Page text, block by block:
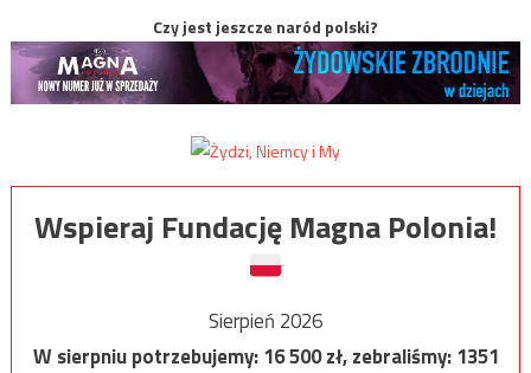
Czy jest jeszcze naród polski?
Wspieraj Fundację Magna Polonia!
Sierpień 2026
W sierpniu potrzebujemy:16 500zł, zebraliśmy:1351